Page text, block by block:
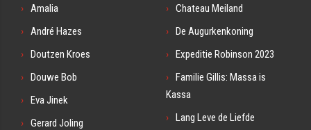
Amalia
André Hazes
Doutzen Kroes
Douwe Bob
Eva Jinek
Gerard Joling
Chateau Meiland
De Augurkenkoning
Expeditie Robinson 2023
Familie Gillis: Massa is
Kassa
Lang Leve de Liefde